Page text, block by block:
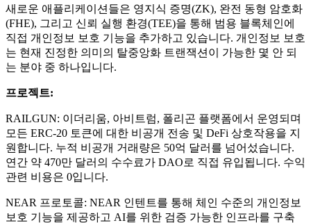
새로운 애플리케이션들은 영지식 증명(ZK), 완전 동형 암호화
(FHE), 그리고 신뢰 실행 환경(TEE)을 통해 범용 블록체인에
직접 개인정보 보호 기능을 추가하고 있습니다. 개인정보 보호
는 현재 진정한 의미의 탈중앙화 트랜잭션이 가능한 몇 안 되
는 분야 중 하나입니다.
프로젝트:
RAILGUN: 이더리움, 아비트럼, 폴리곤 플랫폼에서 운영되며
모든 ERC-20 토큰에 대한 비공개 전송 및 DeFi 상호작용을 지
원합니다. 누적 비공개 거래량은 50억 달러를 넘어섰습니다.
연간 약 470만 달러의 수수료가 DAO로 직접 유입됩니다. 수익
관련 비용은 0입니다.
NEAR 프로토콜: NEAR 인텐트를 통해 체인 수준의 개인정보
보호 기능을 제공하고 AI를 위한 검증 가능한 인프라를 구축